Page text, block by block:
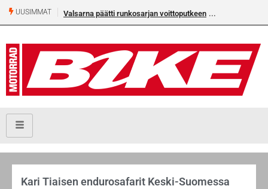
UUSIMMAT Valsarna päätti runkosarjan voittoputkeen
Kari Tiaisen endurosafarit Keski-Suomessa